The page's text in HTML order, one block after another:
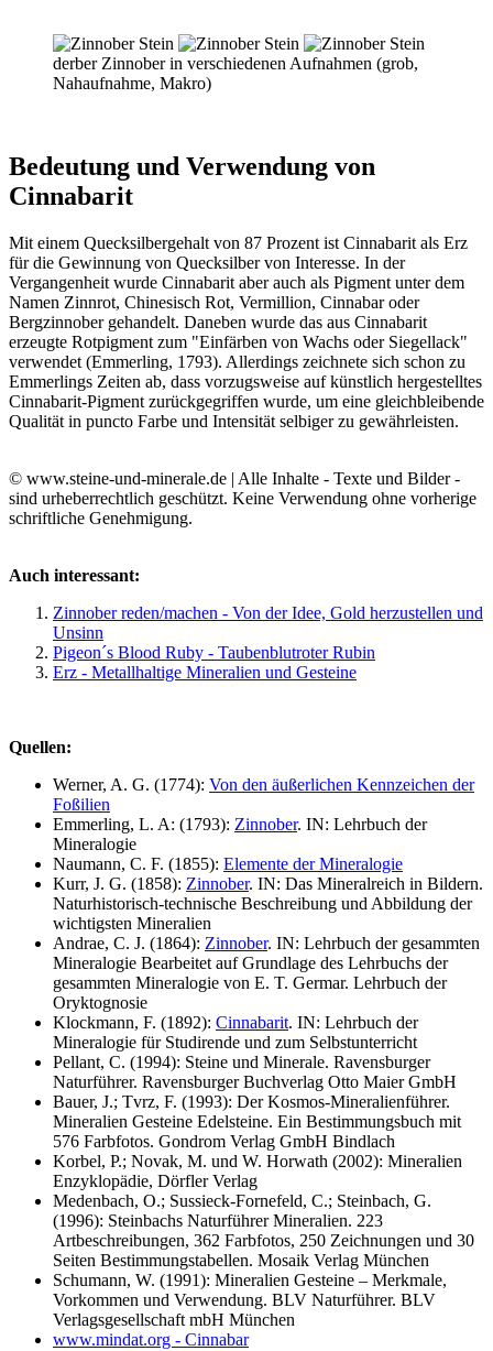
derber Zinnober in verschiedenen Aufnahmen (grob,
Nahaufnahme, Makro)
Bedeutung und Verwendung von
Cinnabarit
Mit einem Quecksilbergehalt von 87 Prozent ist Cinnabarit als Erz
für die Gewinnung von Quecksilber von Interesse. In der
Vergangenheit wurde Cinnabarit aber auch als Pigment unter dem
Namen Zinnrot, Chinesisch Rot, Vermillion, Cinnabar oder
Bergzinnober gehandelt. Daneben wurde das aus Cinnabarit
erzeugte Rotpigment zum "Einfärben von Wachs oder Siegellack"
verwendet (Emmerling, 1793). Allerdings zeichnete sich schon zu
Emmerlings Zeiten ab, dass vorzugsweise auf künstlich hergestelltes
Cinnabarit-Pigment zurückgegriffen wurde, um eine gleichbleibende
Qualität in puncto Farbe und Intensität selbiger zu gewährleisten.
© www.steine-und-minerale.de | Alle Inhalte - Texte und Bilder -
sind urheberrechtlich geschützt. Keine Verwendung ohne vorherige
schriftliche Genehmigung.
Auch interessant:
Zinnober reden/machen - Von der Idee, Gold herzustellen und
Unsinn
Pigeon´s Blood Ruby - Taubenblutroter Rubin
Erz - Metallhaltige Mineralien und Gesteine
Quellen:
Werner, A. G. (1774): Von den äußerlichen Kennzeichen der
Foßilien
Emmerling, L. A: (1793): Zinnober. IN: Lehrbuch der
Mineralogie
Naumann, C. F. (1855): Elemente der Mineralogie
Kurr, J. G. (1858): Zinnober. IN: Das Mineralreich in Bildern.
Naturhistorisch-technische Beschreibung und Abbildung der
wichtigsten Mineralien
Andrae, C. J. (1864): Zinnober. IN: Lehrbuch der gesammten
Mineralogie Bearbeitet auf Grundlage des Lehrbuchs der
gesammten Mineralogie von E. T. Germar. Lehrbuch der
Oryktognosie
Klockmann, F. (1892): Cinnabarit. IN: Lehrbuch der
Mineralogie für Studirende und zum Selbstunterricht
Pellant, C. (1994): Steine und Minerale. Ravensburger
Naturführer. Ravensburger Buchverlag Otto Maier GmbH
Bauer, J.; Tvrz, F. (1993): Der Kosmos-Mineralienführer.
Mineralien Gesteine Edelsteine. Ein Bestimmungsbuch mit
576 Farbfotos. Gondrom Verlag GmbH Bindlach
Korbel, P.; Novak, M. und W. Horwath (2002): Mineralien
Enzyklopädie, Dörfler Verlag
Medenbach, O.; Sussieck-Fornefeld, C.; Steinbach, G.
(1996): Steinbachs Naturführer Mineralien. 223
Artbeschreibungen, 362 Farbfotos, 250 Zeichnungen und 30
Seiten Bestimmungstabellen. Mosaik Verlag München
Schumann, W. (1991): Mineralien Gesteine – Merkmale,
Vorkommen und Verwendung. BLV Naturführer. BLV
Verlagsgesellschaft mbH München
www.mindat.org - Cinnabar